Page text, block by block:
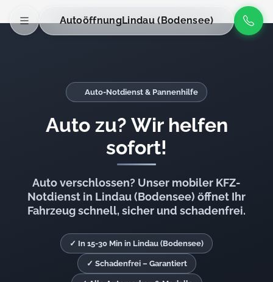
AutoöffnungLindau (Bodensee)
Auto-Notdienst & Pannenhilfe
Auto zu? Wir helfen
sofort!
Auto verschlossen? Unser mobiler KFZ-
Notdienst in Lindau (Bodensee) öffnet Ihr
Fahrzeug schnell, sicher und schadenfrei.
✓ In 15-30 Min in Lindau (Bodensee)
✓ Schadenfrei – Garantiert